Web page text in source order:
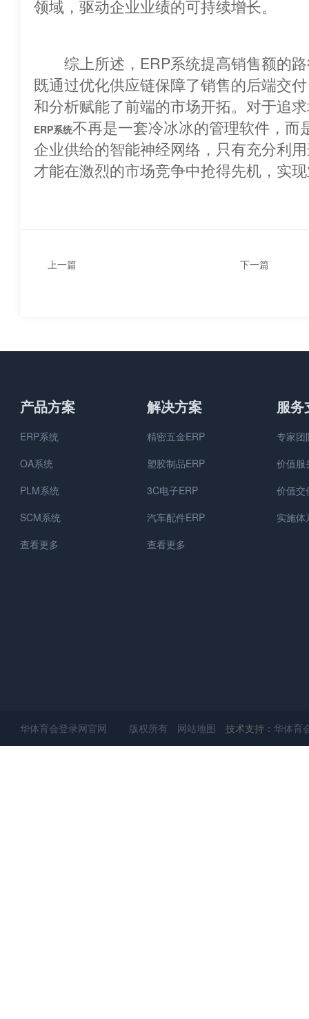
领域，驱动企业业绩的可持续增长。
综上所述，ERP系统提高销售额的路
既通过优化供应链保障了销售的后端交
和分析赋能了前端的市场开拓。对于追
ERP系统不再是一套冷冰冰的管理软件，而
企业供给的智能神经网络，只有充分利
才能在激烈的市场竞争中抢得先机，实现业绩
上一篇
下一篇
产品方案
ERP系统
OA系统
PLM系统
SCM系统
查看更多
解决方案
精密五金ERP
塑胶制品ERP
3C电子ERP
汽车配件ERP
查看更多
服务
专家团
价值服
价值交
实施体
华体育会登录网官网 版权所有 网站地图 技术支持：华体育